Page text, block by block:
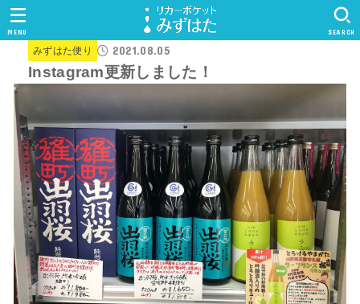
SEARCH
MENU
みずはた便り 2021.08.05
Instagram更新しました！